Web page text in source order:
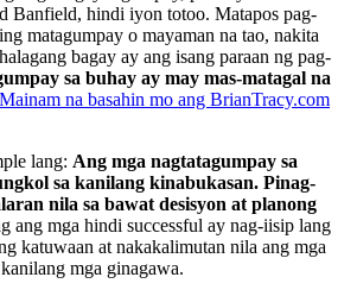
Banfield, hindi iyon totoo. Matapos pag-
matagumpay o mayaman na tao, nakita
bagay ay ang isang paraan ng pag-
sa buhay ay may mas-matagal na
Mainam na basahin mo ang BrianTracy.com
lang: Ang mga nagtatagumpay sa
sa kanilang kinabukasan. Pinag-
nila sa bawat desisyon at planong
ang mga hindi successful ay nag-iisip lang
katuwaan at nakakalimutan nila ang mga
mga ginagawa.